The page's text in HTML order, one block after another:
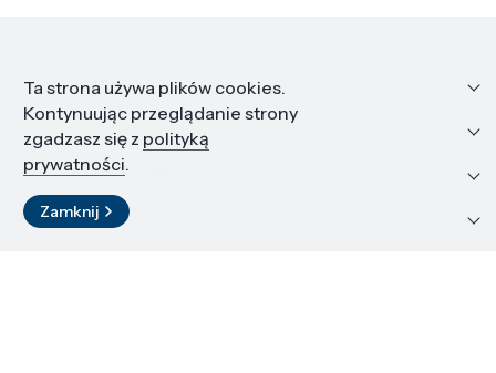
Informacje
Edukacja i kariera
Zasoby i materiały
Kontakt
Ta strona używa plików cookies.
Kontynuując przeglądanie strony
zgadzasz się z polityką
prywatności.
Zamknij